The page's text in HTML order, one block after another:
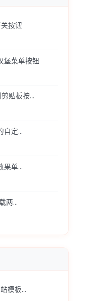
按钮
堡菜单按钮
贴板按...
自定...
果单...
两...
模板...